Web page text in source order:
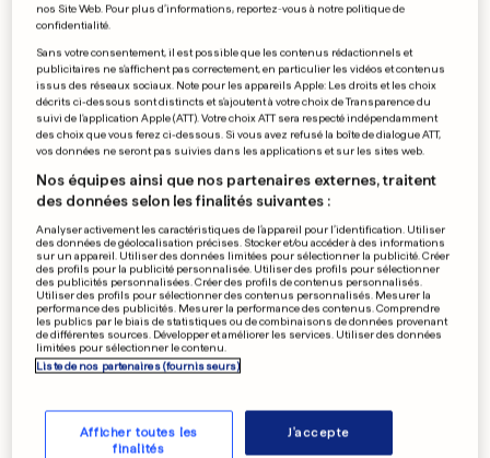
Mélanie est maçon pour
0 0
Le bourreau de Jaycee
Dugard aurait pu être
0 0
PUBLICITÉ
nos Site Web. Pour plus d’informations, reportez-vous à notre politique de
confidentialité.
Sans votre consentement, il est possible que les contenus rédactionnels et
publicitaires ne s'affichent pas correctement, en particulier les vidéos et contenus
issus des réseaux sociaux. Note pour les appareils Apple: Les droits et les choix
décrits ci-dessous sont distincts et s'ajoutent à votre choix de Transparence du
suivi de l'application Apple (ATT). Votre choix ATT sera respecté indépendamment
des choix que vous ferez ci-dessous. Si vous avez refusé la boîte de dialogue ATT,
vos données ne seront pas suivies dans les applications et sur les sites web.
Nos équipes ainsi que nos partenaires externes, traitent
des données selon les finalités suivantes :
Analyser activement les caractéristiques de l’appareil pour l’identification. Utiliser
des données de géolocalisation précises. Stocker et/ou accéder à des informations
sur un appareil. Utiliser des données limitées pour sélectionner la publicité. Créer
des profils pour la publicité personnalisée. Utiliser des profils pour sélectionner
des publicités personnalisées. Créer des profils de contenus personnalisés.
Utiliser des profils pour sélectionner des contenus personnalisés. Mesurer la
performance des publicités. Mesurer la performance des contenus. Comprendre
les publics par le biais de statistiques ou de combinaisons de données provenant
de différentes sources. Développer et améliorer les services. Utiliser des données
limitées pour sélectionner le contenu.
Liste de nos partenaires (fournisseurs)
Afficher toutes les
finalités
J'accepte